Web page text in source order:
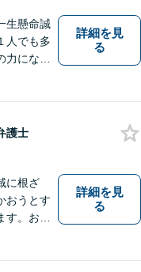
生懸命誠
人でも多
力にな
私が親
ます。
詳細を見
る
護士
に根ざ
おうとす
。お困
詳細を見
る